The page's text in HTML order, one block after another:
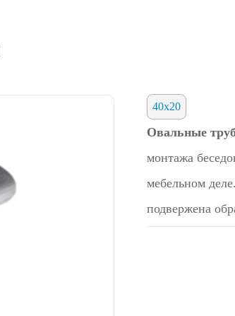
40x20
Овальные
монтажа
мебельном
подвержена